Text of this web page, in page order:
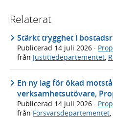
Relaterat
Stärkt trygghet i
Publicerad 14 juli 2026 ·
från Justitiedepartementet,
En ny lag för ökad
verksamhetsutövare,
Publicerad 14 juli 2026 ·
från Försvarsdepartementet